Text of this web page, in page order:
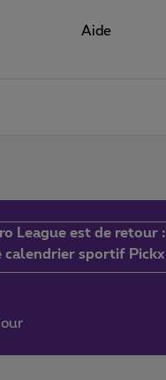
Aide
League est de retour :
calendrier sportif Pickx